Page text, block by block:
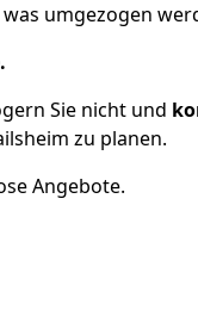
umgezogen
Sie nicht und
zu planen.
Angebote.